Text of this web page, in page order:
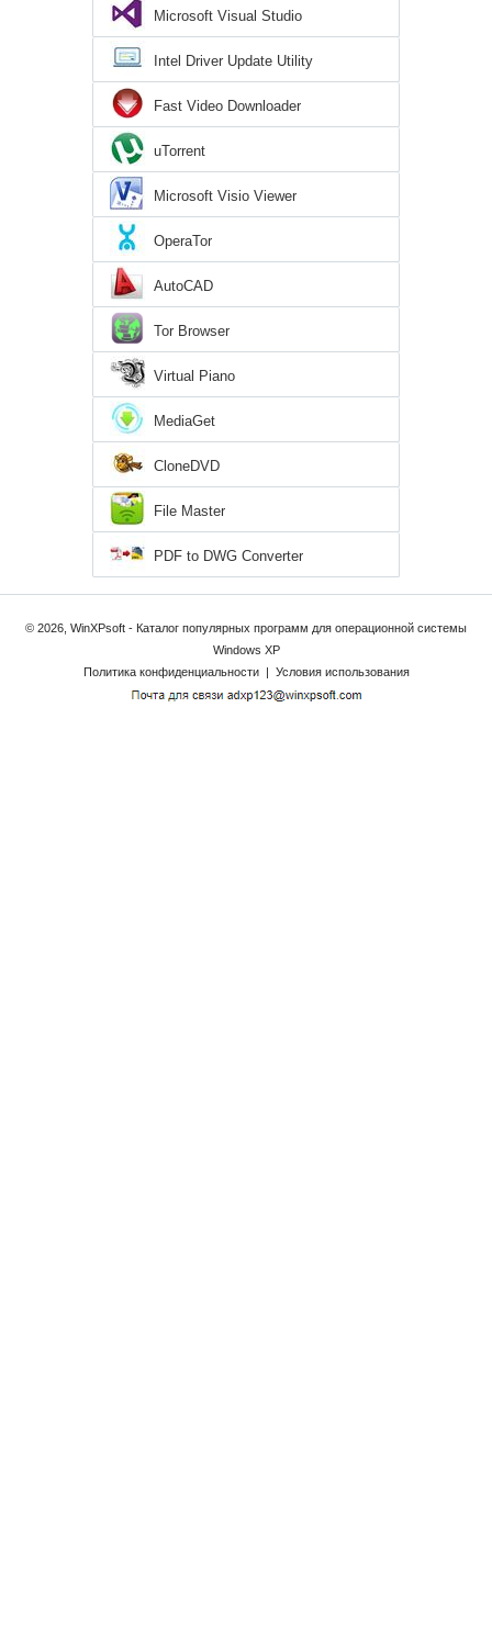
Microsoft Visual Studio
Intel Driver Update Utility
Fast Video Downloader
uTorrent
Microsoft Visio Viewer
OperaTor
AutoCAD
Tor Browser
Virtual Piano
MediaGet
CloneDVD
File Master
PDF to DWG Converter
© 2026, WinXPsoft - Каталог популярных программ для операционной системы
Windows XP
Политика конфиденциальности
| Условия использования